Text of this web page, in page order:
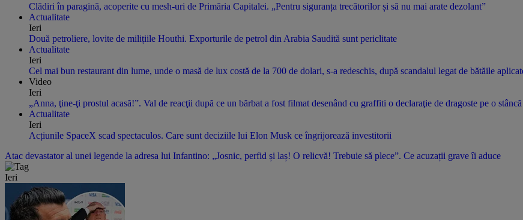
Clădiri în paragină, acoperite cu mesh-uri de Primăria Capitalei. „Pentru siguranța trecătorilor și să nu mai arate dezolant”
Actualitate
Ieri
Două petroliere, lovite de milițiile Houthi. Exporturile de petrol din Arabia Saudită sunt periclitate
Actualitate
Ieri
Cel mai bun restaurant din lume, unde o masă de lux costă de la 700 de dolari, s-a redeschis, după scandalul legat de bătăile
Video
Ieri
„Anna, ţine-ţi prostul acasă!”. Val de reacţii după ce un bărbat a fost filmat desenând cu graffiti o declaraţie de dragoste pe o stâncă
Actualitate
Ieri
Acțiunile SpaceX scad spectaculos. Care sunt deciziile lui Elon Musk ce îngrijorează investitorii
Atac devastator al unei legende la adresa lui Infantino: „Josnic, perfid și laș! O relicvă! Trebuie să plece”. Ce acuzații grave îi aduce
Ieri